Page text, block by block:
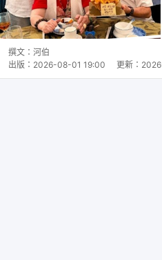
撰文： 河伯
出版： 2026-08-01 19:00 更新：